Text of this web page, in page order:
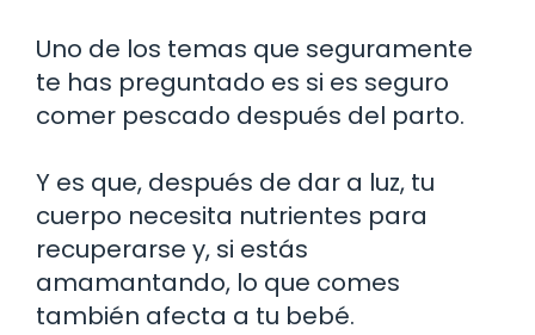
Uno de los temas que seguramente
te has preguntado es si es seguro
comer pescado después del parto.
Y es que, después de dar a luz, tu
cuerpo necesita nutrientes para
recuperarse y, si estás
amamantando, lo que comes
también afecta a tu bebé.